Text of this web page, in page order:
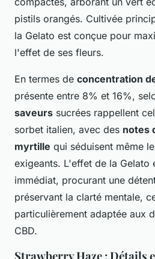
pistils orangés. Cultivée
la Gelato est conçue pour
l'effet de ses fleurs.
En termes de concentration
présente entre 8% et 16%,
saveurs sucrées rappellent
sorbet italien, avec des notes
myrtille qui séduisent même
exigeants. L'effet de la Gelato
immédiat, procurant une
préservant la clarté mentale,
particulièrement adaptée aux
CBD.
Strawberry Haze : Détails